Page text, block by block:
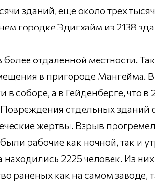
зданий, еще около трех
городке Эдигхайм из 2138
отдаленной местности.
в пригороде Мангейма.
соборе, а в Гейденберге, что
отдельных зданий
жертвы. Взрыв
рабочие как ночной, так и
2225 человек. Из
раненых как на самом заводе,